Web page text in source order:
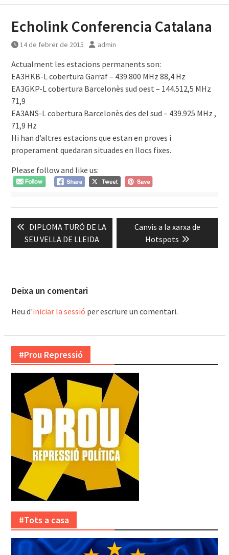
Echolink Conferencia Catalana
14 de febrer de 2015 admin
Actualment les estacions permanents son:
EA3HKB-L cobertura Garraf – 439.800 MHz 88,4 Hz
EA3GKP-L cobertura Barcelonès sud oest – 144.512,5 MHz
71,9
EA3ANS-L cobertura Barcelonès des del sud – 439.925 MHz ,
71,9 Hz
Hi han d’altres estacions que estan en proves i
properament quedaran situades en llocs fixes.
Please follow and like us:
d'entrades
Previous
post:
DIPLOMA TURÓ DE LA
SEU VELLA DE LLEIDA
Next
post:
Canvis a la xarxa de
Hotspots
Deixa un comentari
Heu d'iniciar la sessió per escriure un comentari.
#Prou Repressió
#Tots a casa